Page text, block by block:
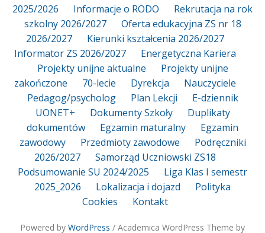
2025/2026
Informacje o RODO
Rekrutacja na rok
szkolny 2026/2027
Oferta edukacyjna ZS nr 18
2026/2027
Kierunki kształcenia 2026/2027
Informator ZS 2026/2027
Energetyczna Kariera
Projekty unijne aktualne
Projekty unijne
zakończone
70-lecie Dyrekcja
Nauczyciele
Pedagog/psycholog
Plan Lekcji
E-dziennik
UONET+
Dokumenty Szkoły
Duplikaty
dokumentów
Egzamin maturalny
Egzamin
zawodowy
Przedmioty zawodowe
Podręczniki
2026/2027
Samorząd Uczniowski ZS18
Podsumowanie SU 2024/2025
Liga Klas I semestr
2025_2026
Lokalizacja i dojazd
Polityka
Cookies
Kontakt
Powered by WordPress / Academica WordPress Theme by